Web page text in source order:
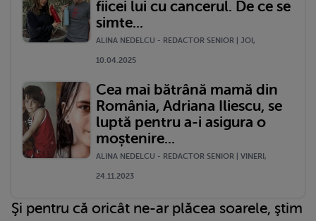
fiicei lui cu cancerul. De ce se
simte...
ALINA NEDELCU - REDACTOR SENIOR | JOI,
10.04.2025
Cea mai bătrână mamă din
România, Adriana Iliescu, se
luptă pentru a-i asigura o
moștenire...
ALINA NEDELCU - REDACTOR SENIOR | VINERI,
24.11.2023
Şi pentru că oricât ne-ar plăcea soarele, ştim